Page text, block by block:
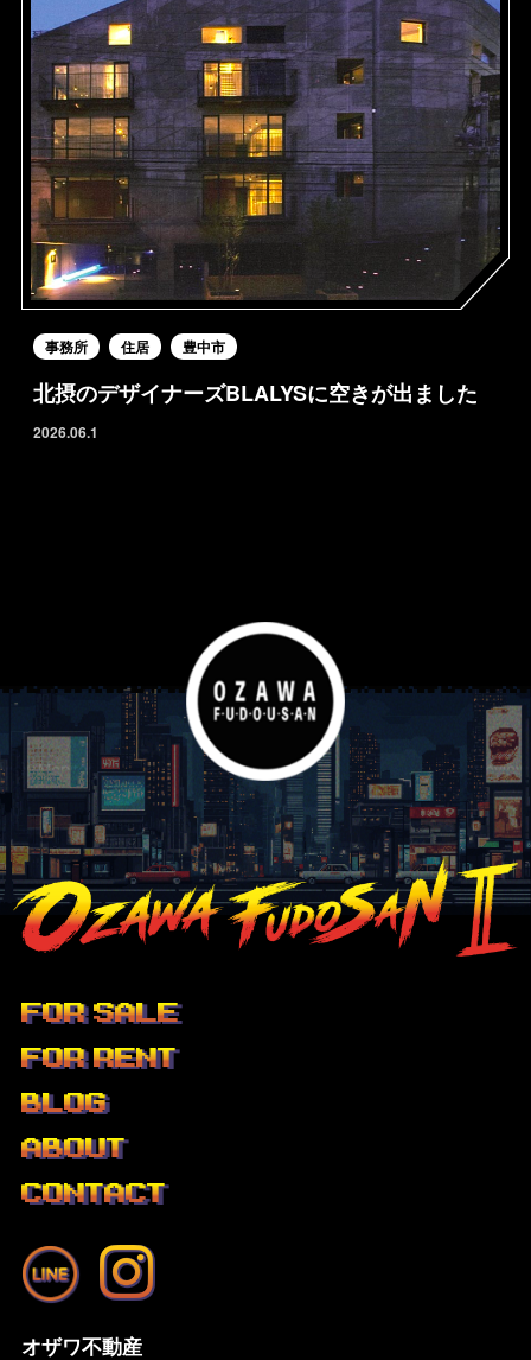
事務所 住居 豊中市
北摂のデザイナーズBLALYSに空きが出ました
2026.06.1
FOR SALE
FOR RENT
BLOG
ABOUT
CONTACT
オザワ不動産